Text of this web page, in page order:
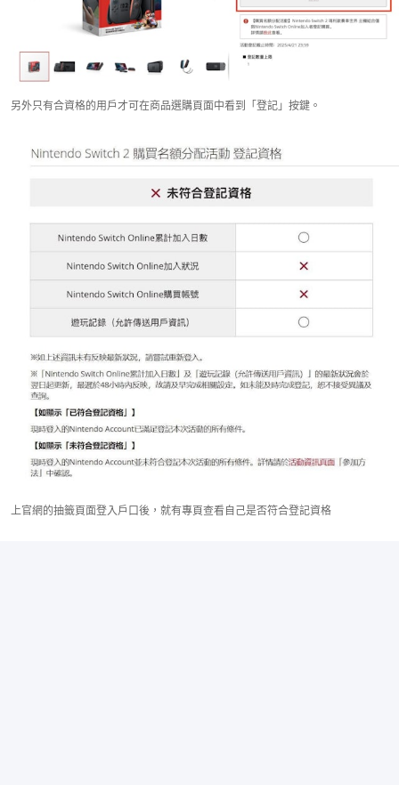
另外只有合資格的用戶才可在商品選購頁面中看到「登記」按鍵。
上官網的抽籤頁面登入戶口後，就有專頁查看自己是否符合登記資格